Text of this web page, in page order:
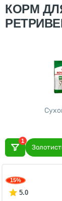
КОРМ
1
15%
5.0